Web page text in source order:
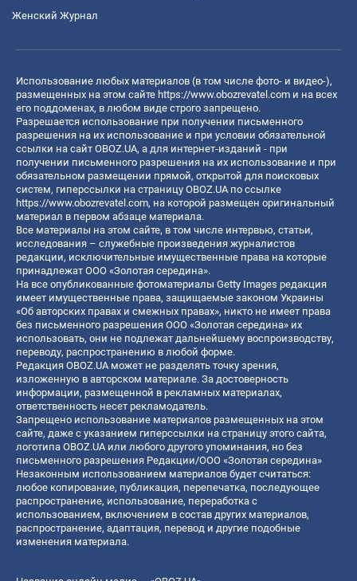
Женский Журнал
Использование любых материалов (в том числе фото- и видео-),
размещенных на этом сайте https://www.obozrevatel.com и на всех
его поддоменах, в любом виде строго запрещено.
Разрешается использование при получении письменного
разрешения на их использование и при условии обязательной
ссылки на сайт OBOZ.UA, а для интернет-изданий - при
получении письменного разрешения на их использование и при
обязательном размещении прямой, открытой для поисковых
систем, гиперссылки на страницу OBOZ.UA по ссылке
https://www.obozrevatel.com, на которой размещен оригинальный
материал в первом абзаце материала.
Все материалы на этом сайте, в том числе интервью, статьи,
исследования – служебные произведения журналистов
редакции, исключительные имущественные права на которые
принадлежат ООО «Золотая середина».
На все опубликованные фотоматериалы Getty Images редакция
имеет имущественные права, защищаемые законом Украины
«Об авторских правах и смежных правах», никто не имеет права
без письменного разрешения ООО «Золотая середина» их
использовать, они не подлежат дальнейшему воспроизводству,
переводу, распространению в любой форме.
Редакция OBOZ.UA может не разделять точку зрения,
изложенную в авторском материале. За достоверность
информации, размещенной в рекламных материалах,
ответственность несет рекламодатель.
Запрещено использование материалов размещенных на этом
сайте, даже с указанием гиперссылки на страницу этого сайта,
логотипа OBOZ.UA или любого другого упоминания, но без
письменного разрешения Редакции/ООО «Золотая середина»
Незаконным использованием материалов будет считаться:
любое копирование, публикация, перепечатка, последующее
распространение, использование, переработка с
использованием, включением в состав других материалов,
распространение, адаптация, перевод и другие подобные
изменения материала.